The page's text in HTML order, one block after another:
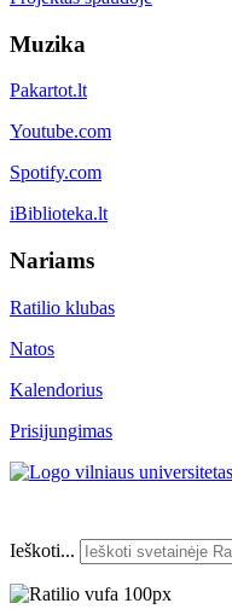
Muzika
Pakartot.lt
Youtube.com
Spotify.com
iBiblioteka.lt
Nariams
Ratilio klubas
Natos
Kalendorius
Prisijungimas
Ieškoti...